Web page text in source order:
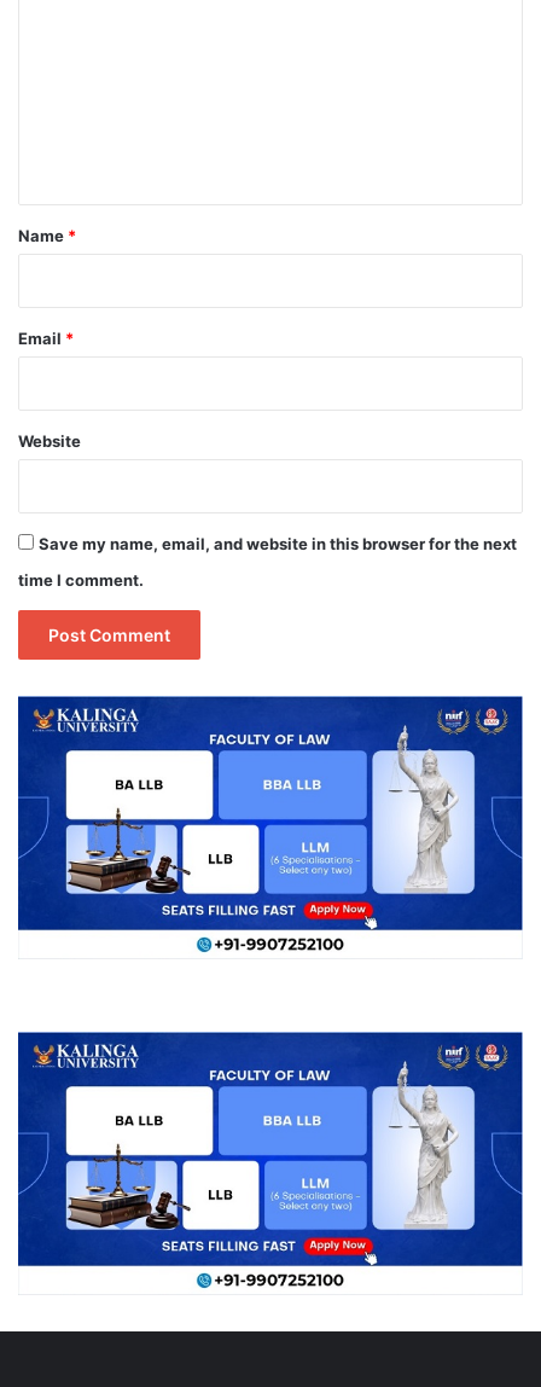
*
Name *
Email *
Website
Save my name, email, and website in this browser for the next
time I comment.